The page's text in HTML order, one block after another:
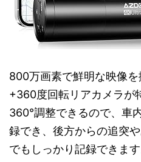
800万画素で鮮明な映像
+360度回転リアカメラが
360°調整できるので、車
録でき、後方からの追突
でもしっかり記録できます